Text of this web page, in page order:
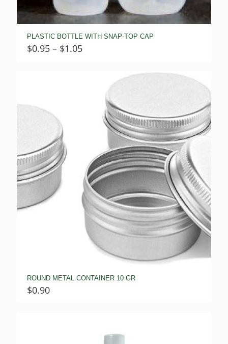
PLASTIC BOTTLE WITH SNAP-TOP CAP
$0.95 – $1.05Price
ROUND METAL CONTAINER 10 GR
$0.90